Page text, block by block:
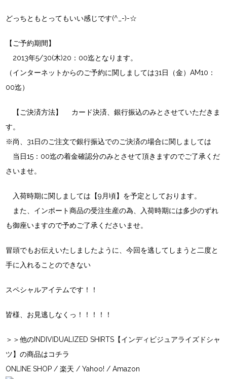
どっちともとってもいい感じです(^_-)-☆
【ご予約期間】
2013年5/30(木)20：00迄となります。
（インターネットからのご予約に関しましては31日（金）AM10：
00迄）
【ご決済方法】 カード決済、銀行振込のみとさせていただきま
す。
※尚、31日のご注文で銀行振込でのご決済の場合に関しましては
当日15：00迄の着金確認分のみとさせて頂きますのでご了承くだ
さいませ。
入荷時期に関しましては【9月頃】を予定としております。
また、インポート商品の受注生産の為、入荷時期には多少のずれ
も御座いますので予めご了承くださいませ。
冒頭でもお伝えいたしましたように、今回を逃してしまうと二度と
手に入れることのできない
スペシャルアイテムです！！
皆様、お見逃しなくっ！！！！！
＞＞他のINDIVIDUALIZED SHIRTS【インディビジュアライズドシャ
ツ】の商品はコチラ
ONLINE SHOP /楽天 /Yahoo! /Amazon